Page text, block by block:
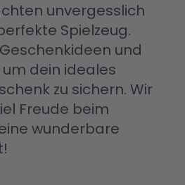
unvergesslich
Spielzeug.
und
dein ideales
zu sichern. Wir
Freude beim
wunderbare